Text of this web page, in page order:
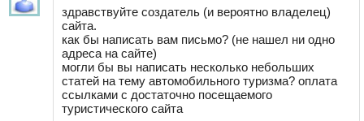
здравствуйте создатель (и вероятно владелец)
сайта.
как бы написать вам письмо? (не нашел ни одно
адреса на сайте)
могли бы вы написать несколько небольших
статей на тему автомобильного туризма? оплата
ссылками с достаточно посещаемого
туристического сайта